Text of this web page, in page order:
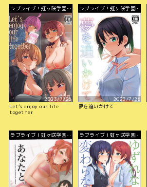
ラブライブ！虹ヶ咲学園ス
クールアイドル同好会
2023/7/26
Let’s enjoy our life
together
ラブライブ！虹ヶ咲学園ス
クールアイドル同好会
2023/7/26
夢を追いかけて
ラブライブ！虹ヶ咲学園ス
クールアイドル同好会
ラブライブ！虹ヶ咲学園ス
クールアイドル同好会